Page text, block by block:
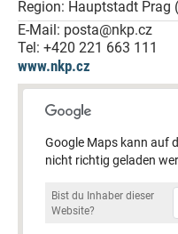
Region: Hauptstadt Prag
E-Mail: posta@nkp.cz
Tel: +420 221 663 111
www.nkp.cz
Google Maps kann auf
nicht richtig geladen
Bist du Inhaber dieser
Website?